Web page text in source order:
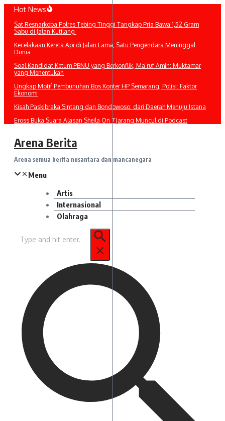
Lewati
konten
Hot News
Sat Resnarkoba Polres Tebing Tinggi Tangkap Pria Bawa 1,52 Gram
Sabu di Jalan Kutilang
Kecelakaan Kereta Api di Jalan Lama, Satu Pengendara Meninggal
Dunia
Soal Kandidat Ketum PBNU yang Berkonflik, Ma’ruf Amin: Muktamar
yang Menentukan
Ungkap Motif Pembunuhan Bos Konter HP Semarang, Polisi: Faktor
Ekonomi
Kisah Paskibraka Sintang dan Bondowoso: dari Daerah Menuju Istana
Eross Buka Suara Alasan Sheila On 7 Jarang Muncul di Podcast
Arena Berita
Arena semua berita nusantara dan mancanegara
Menu
Artis
Internasional
Olahraga
untuk: